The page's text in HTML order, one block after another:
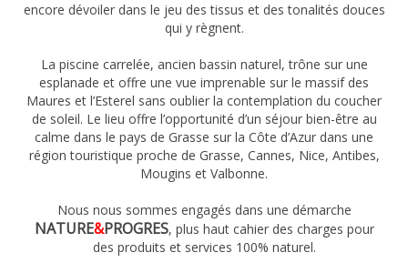
encore dévoiler dans le jeu des tissus et des tonalités douces
qui y règnent.
La piscine carrelée, ancien bassin naturel, trône sur une
esplanade et offre une vue imprenable sur le massif des
Maures et l’Esterel sans oublier la contemplation du coucher
de soleil. Le lieu offre l’opportunité d’un séjour bien-être au
calme dans le pays de Grasse sur la Côte d’Azur dans une
région touristique proche de Grasse, Cannes, Nice, Antibes,
Mougins et Valbonne.
Nous nous sommes engagés dans une démarche
NATURE&PROGRES, plus haut cahier des charges pour
des produits et services 100% naturel.